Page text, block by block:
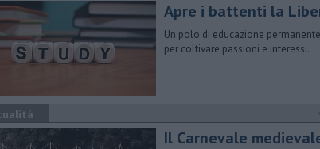
Apre i battenti la
Un polo di educazione
per coltivare passioni e interessi.
Il Carnevale